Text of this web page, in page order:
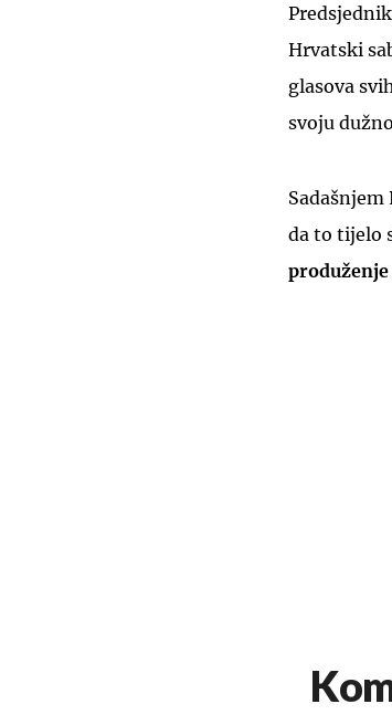
Hrvatski
glasova
svoju
Sadašnjem
da to tijelo